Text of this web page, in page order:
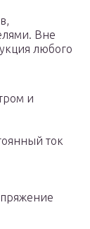
Вне
любого
и
ток